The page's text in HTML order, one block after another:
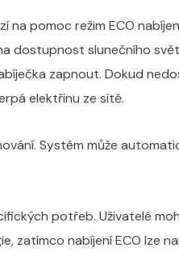
pomoc režim ECO
dostupnost slunečního
zapnout. Dokud
elektřinu ze sítě.
Systém může
potřeb. Uživatelé
zatímco nabíjení ECO lze